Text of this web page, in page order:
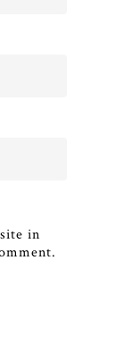
in